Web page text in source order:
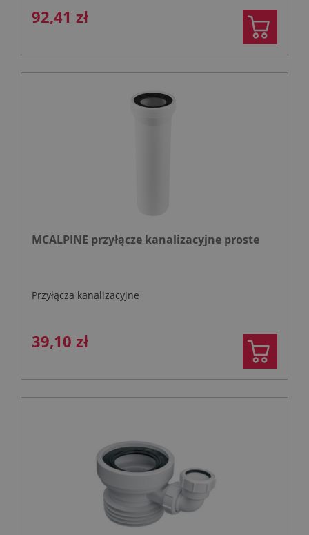
92,41 zł
MCALPINE przyłącze kanalizacyjne proste
Przyłącza kanalizacyjne
39,10 zł